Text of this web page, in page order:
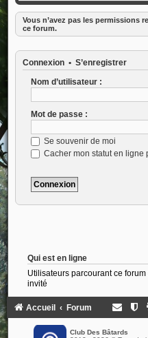
Vous n’avez pas les permissions
ce forum.
Connexion• S’enregistrer
Nom d’utilisateur :
Mot de passe :
Se souvenir de moi
Cacher mon statut en ligne
Qui est en ligne
Utilisateurs parcourant ce
invité
Accueil Forum
Club Des Bâtards